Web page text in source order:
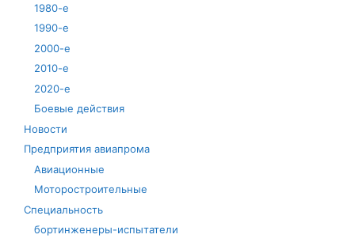
1980-е
1990-е
2000-е
2010-е
2020-е
Боевые действия
Новости
Предприятия авиапрома
Авиационные
Моторостроительные
Специальность
бортинженеры-испытатели